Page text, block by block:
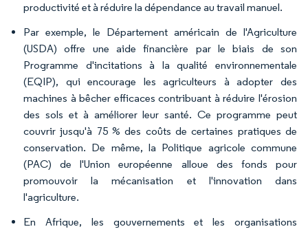
productivité et à réduire la dépendance au travail manuel.
Par exemple, le Département américain de l'Agriculture
(USDA) offre une aide financière par le biais de son
Programme d'incitations à la qualité environnementale
(EQIP), qui encourage les agriculteurs à adopter des
machines à bêcher efficaces contribuant à réduire l'érosion
des sols et à améliorer leur santé. Ce programme peut
couvrir jusqu'à 75 % des coûts de certaines pratiques de
conservation. De même, la Politique agricole commune
(PAC) de l'Union européenne alloue des fonds pour
promouvoir la mécanisation et l'innovation dans
l'agriculture.
En Afrique, les gouvernements et les organisations